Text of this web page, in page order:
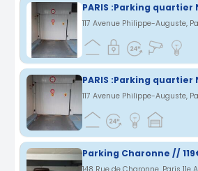
PARIS :Parking quartier
Parking Charonne //